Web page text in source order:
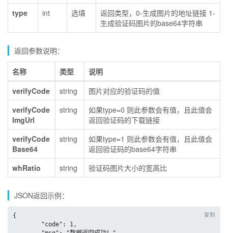
type
int 选填
返回类型，0-生成图片的地址链接 1-
生成验证码图片的base64字符串
返回参数说明：
名称 类型
说明
verifyCode
string
图片对应的验证码的值
verifyCode
ImgUrl
string
如果type=0 则此参数会有值，且此值会
返回验证码的下载链接
verifyCode
Base64
string
如果type=1 则此参数会有值，且此值会
返回验证码的base64字符串
whRatio
string 验证码图片大小的宽高比
JSON返回示例：
复制
{